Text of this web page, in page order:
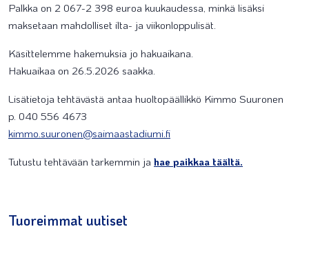
Palkka on 2 067-2 398 euroa kuukaudessa, minkä lisäksi
maksetaan mahdolliset ilta- ja viikonloppulisät.
Käsittelemme hakemuksia jo hakuaikana.
Hakuaikaa on 26.5.2026 saakka.
Lisätietoja tehtävästä antaa huoltopäällikkö Kimmo Suuronen
p. 040 556 4673
kimmo.suuronen@saimaastadiumi.fi
Tutustu tehtävään tarkemmin ja hae paikkaa täältä.
Tuoreimmat uutiset